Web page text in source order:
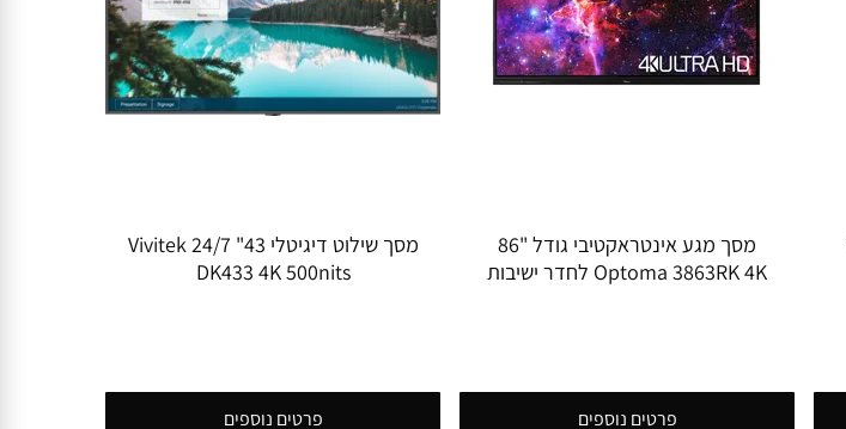
מסך מגע אינטראקטיבי גודל "86
Optoma 3863RK 4K לחדר ישיבות
פרטים נוספים
מסך שילוט דיגיטלי 43" 24/7 Vivitek
DK433 4K 500nits
פרטים נוספים